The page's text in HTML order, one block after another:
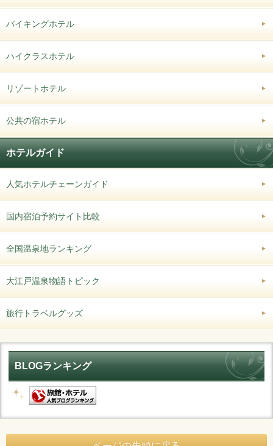
バイキングホテル
ハイクラスホテル
リゾートホテル
公共の宿ホテル
ホテルガイド
人気ホテルチェーンガイド
国内宿泊予約サイト比較
全国温泉地ランキング
大江戸温泉物語トピック
旅行トラベルグッズ
BLOGランキング